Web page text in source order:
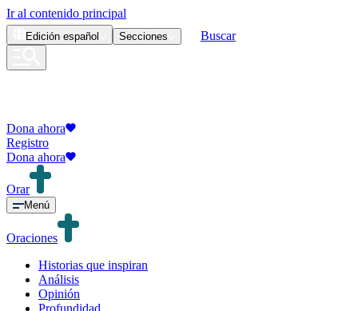
Ir al contenido principal
Edición español Secciones Buscar
Dona ahora
Registro
Dona ahora
Orar
Menú
Oraciones
Historias que inspiran
Análisis
Opinión
Profundidad